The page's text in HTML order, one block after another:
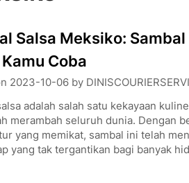
Salsa Meksiko:
Coba
2023-10-06by
adalah salah satu kekayaan
merambah seluruh dunia. Dengan
yang memikat, sambal ini telah
yang tak tergantikan bagi banyak